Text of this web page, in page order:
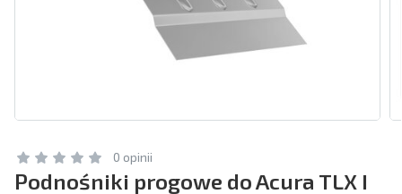
0 opinii
Podnośniki progowe do Acura TLX I